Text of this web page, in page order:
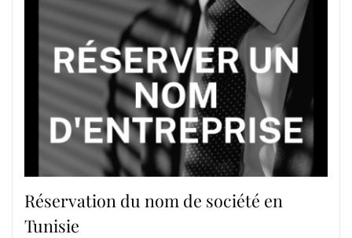
Réservation du nom de société en
Tunisie